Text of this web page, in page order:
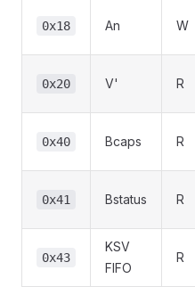
0x18 An W
0x20 V' R
0x40 Bcaps R
0x41 Bstatus R
0x43
KSV
FIFO
R